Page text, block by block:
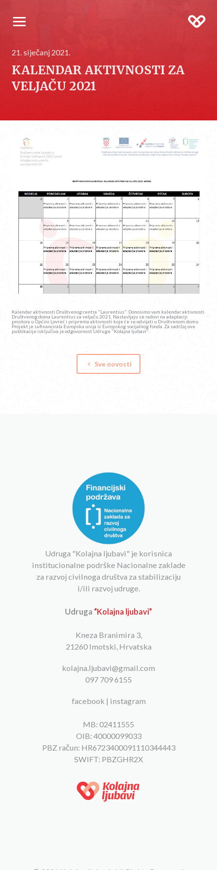
21. siječanj 2021.
KALENDAR AKTIVNOSTI ZA
VELJAČU 2021
Kalendar aktivnosti Društvenog centra "Laurentius". Donosimo vam kalendar aktivnosti
Društvenog doma Laurentius za veljaču 2021. Nastavljaju se radovi na adaptaciji
prostora u Općini Lovreć i priprema aktivnosti koje će se odvijati u Društvenom domu
Projekt je sufinancirala Europska unija iz Europskog socijalnog fonda. Za sadržaj ove
publikacije isključiva je odgovornost Udruge "Kolajna ljubavi".
keyboard_arrow_left Sve novosti
Udruga "Kolajna ljubavi" je korisnica
institucionalne podrške Nacionalne zaklade
za razvoj civilnoga društva za stabilizaciju
i/ili razvoj udruge.
Udruga “Kolajna ljubavi”
Kneza Branimira 3,
21260 Imotski, Hrvatska
kolajna.ljubavi@gmail.com
097 709 6155
facebook | instagram
MB: 02411555
OIB: 40000099033
PBZ račun: HR6723400091110344443
SWIFT: PBZGHR2X